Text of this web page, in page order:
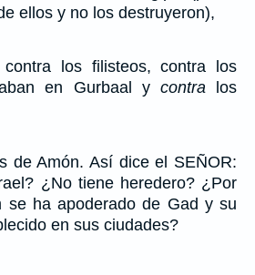
ellos y no los destruyeron),
los filisteos, contra los
en Gurbaal y contralos
de Amón. Así dice el SEÑOR:
¿No tiene heredero? ¿Por
se ha apoderado de Gad y su
en sus ciudades?